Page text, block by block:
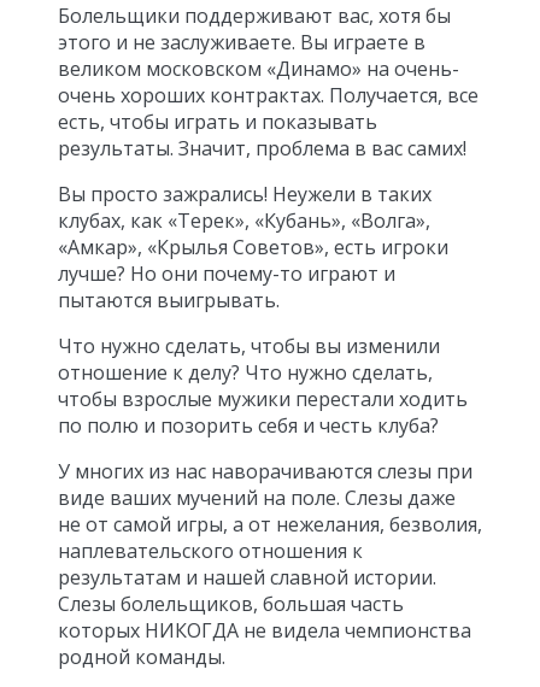
Болельщики поддерживают вас, хотя бы
этого и не заслуживаете. Вы играете в
великом московском «Динамо» на очень-
очень хороших контрактах. Получается, все
есть, чтобы играть и показывать
результаты. Значит, проблема в вас самих!
Вы просто зажрались! Неужели в таких
клубах, как «Терек», «Кубань», «Волга»,
«Амкар», «Крылья Советов», есть игроки
лучше? Но они почему-то играют и
пытаются выигрывать.
Что нужно сделать, чтобы вы изменили
отношение к делу? Что нужно сделать,
чтобы взрослые мужики перестали ходить
по полю и позорить себя и честь клуба?
У многих из нас наворачиваются слезы при
виде ваших мучений на поле. Слезы даже
не от самой игры, а от нежелания, безволия,
наплевательского отношения к
результатам и нашей славной истории.
Слезы болельщиков, большая часть
которых НИКОГДА не видела чемпионства
родной команды.